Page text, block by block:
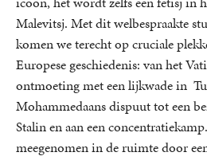
Malevitsj. Met dit welbespraakte
komen we terecht op cruciale
Europese geschiedenis: van het
ontmoeting met een lijkwade in
Mohammedaans dispuut tot een
Stalin en aan een
meegenomen in de ruimte door